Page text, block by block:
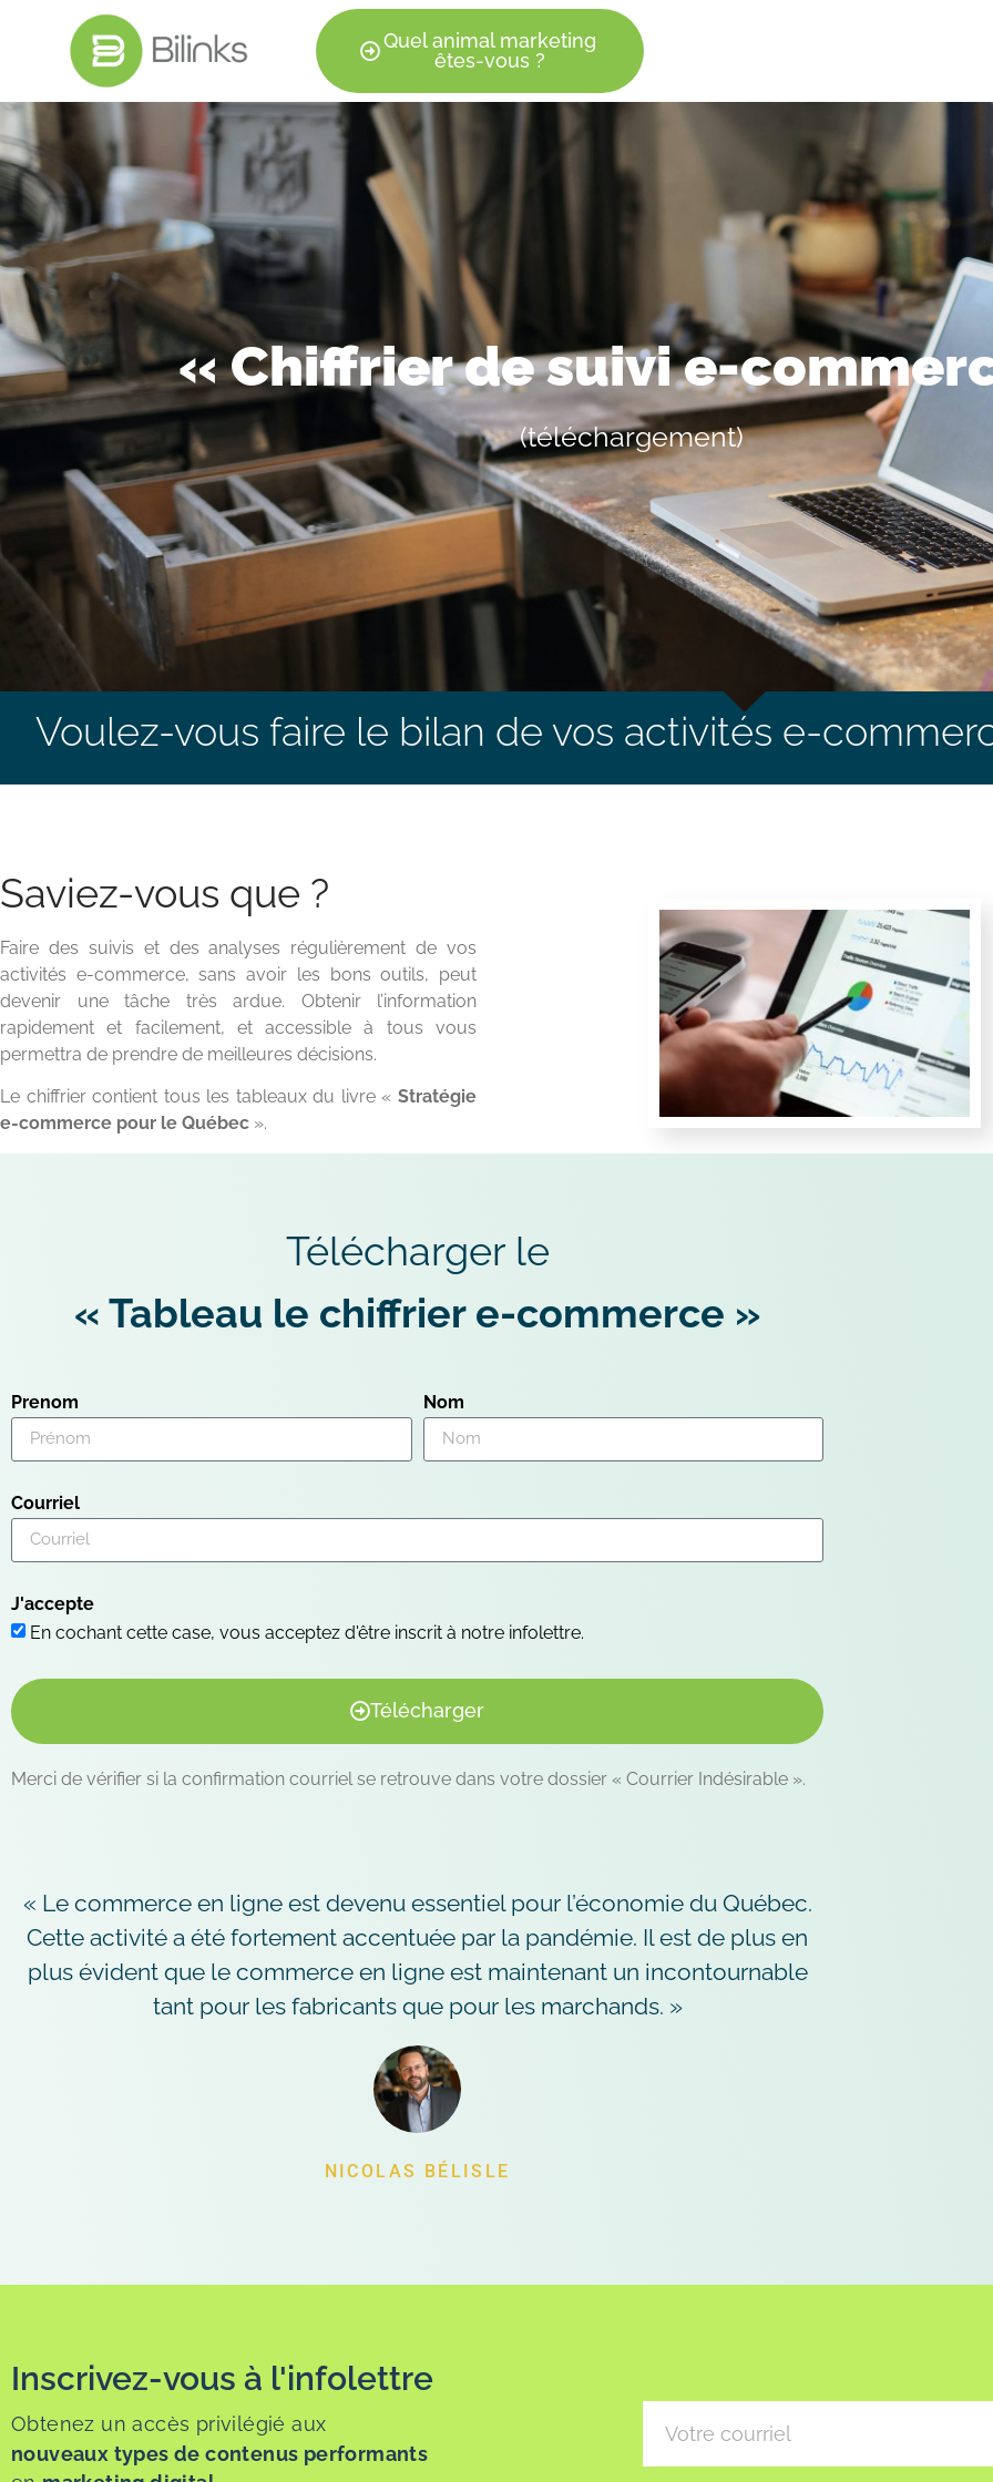
Quel animal marketing
êtes-vous ?
« Chiffrier de suivi e-
(téléchargement)
Voulez-vous faire le bilan de vos activités e-
Saviez-vous que ?
Faire des suivis et des analyses régulièrement de vos
activités e-commerce, sans avoir les bons outils, peut
devenir une tâche très ardue. Obtenir l’information
rapidement et facilement, et accessible à tous vous
permettra de prendre de meilleures décisions.
Le chiffrier contient tous les tableaux du livre « Stratégie
e-commerce pour le Québec ».
Télécharger le
« Tableau le chiffrier e-commerce »
Prenom Nom
Courriel
J'accepte
En cochant cette case, vous acceptez d'être inscrit à notre infolettre.
Télécharger
Merci de vérifier si la confirmation courriel se retrouve dans votre dossier « Courrier Indésirable ».
« Le commerce en ligne est devenu essentiel pour l’économie du Québec.
Cette activité a été fortement accentuée par la pandémie. Il est de plus en
plus évident que le commerce en ligne est maintenant un incontournable
tant pour les fabricants que pour les marchands. »
NICOLAS BÉLISLE
Inscrivez-vous à l'infolettre
Obtenez un accès privilégié aux
nouveaux types de contenus performants